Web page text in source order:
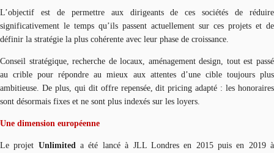
L’objectif est de permettre aux dirigeants de ces sociétés de réduire
significativement le temps qu’ils passent actuellement sur ces projets et de
définir la stratégie la plus cohérente avec leur phase de croissance.
Conseil stratégique, recherche de locaux, aménagement design, tout est passé
au crible pour répondre au mieux aux attentes d’une cible toujours plus
ambitieuse. De plus, qui dit offre repensée, dit pricing adapté : les honoraires
sont désormais fixes et ne sont plus indexés sur les loyers.
Une dimension européenne
Le projet Unlimited a été lancé à JLL Londres en 2015 puis en 2019 à